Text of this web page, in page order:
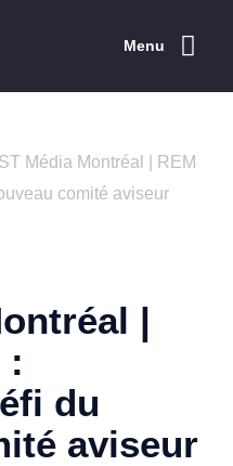
Menu
Média Montréal | REM
comité aviseur
|
:
du
aviseur